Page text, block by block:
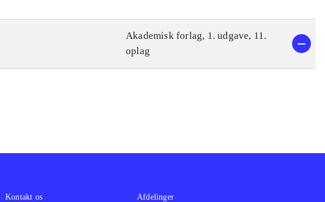
Akademisk forlag, 1. udgave, 11.
oplag
Kontakt os Afdelinger